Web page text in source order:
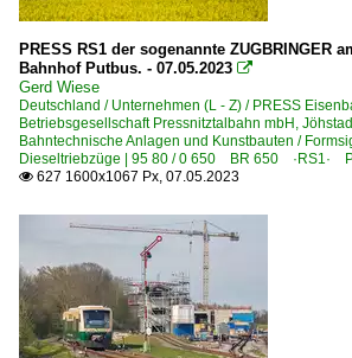
PRESS RS1 der sogenannte ZUGBRINGER
Bahnhof Putbus. - 07.05.2023 
Gerd Wiese
Deutschland / Unternehmen (L - Z) / PRESS
Betriebsgesellschaft Pressnitztalbahn mbH,
Bahntechnische Anlagen und Kunstbauten /
Dieseltriebzüge | 95 80 / 0 650 BR 650 ·RS1·
 627 1600x1067 Px, 07.05.2023